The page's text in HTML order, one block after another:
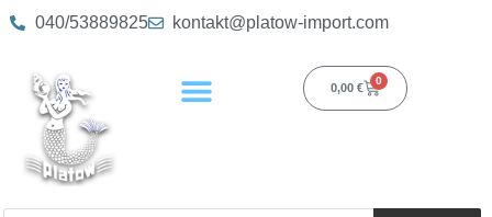
040/53889825 kontakt@platow-import.com
0,00 €
0